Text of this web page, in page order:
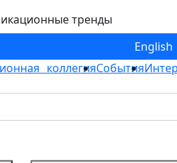
тренды
English
коллегияСобытия